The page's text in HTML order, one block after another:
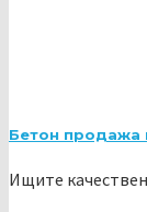
Бетон продажа
Ищите